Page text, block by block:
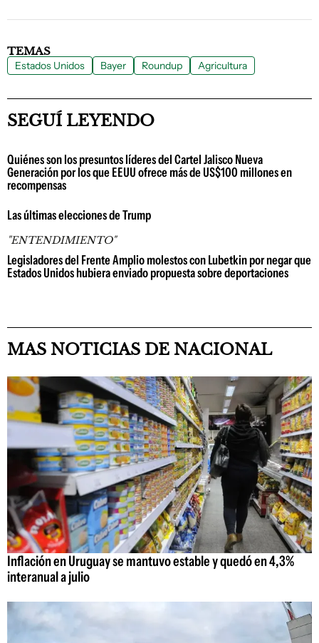
TEMAS
Estados Unidos Bayer Roundup Agricultura
SEGUÍ LEYENDO
Quiénes son los presuntos líderes del Cartel Jalisco Nueva
Generación por los que EEUU ofrece más de US$100 millones en
recompensas
Las últimas elecciones de Trump
"ENTENDIMIENTO"
Legisladores del Frente Amplio molestos con Lubetkin por negar que
Estados Unidos hubiera enviado propuesta sobre deportaciones
MAS NOTICIAS DE NACIONAL
Inflación en Uruguay se mantuvo estable y quedó en 4,3%
interanual a julio